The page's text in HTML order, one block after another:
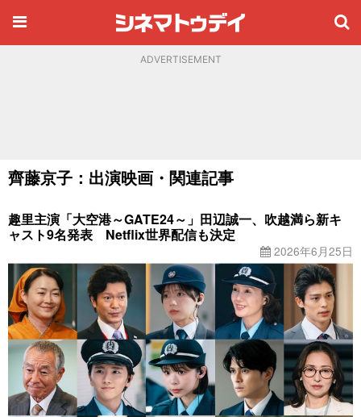
ADVERTISEMENT
齊藤京子：出演映画・関連記事
趣里主演「大空港～GATE24～」田辺誠一、吹越満ら新キ
ャスト9名発表 Netflix世界配信も決定
2026年6月25日